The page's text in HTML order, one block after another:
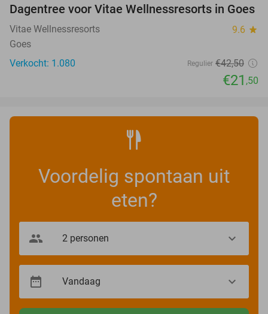
49%
Dagentree voor Vitae Wellnessresorts in Goes
Vitae Wellnessresorts 9.6 star
Goes
Verkocht: 1.080
Regulier €42,50
€21 ,50
Voordelig spontaan uit
eten?